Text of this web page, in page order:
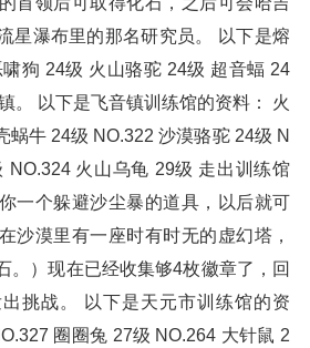
星瀑布里的那名研究员。 以下是熔
狗 24级 火山骆驼 24级 超音蝠 24
。 以下是飞音镇训练馆的资料： 火
蜗牛 24级 NO.322 沙漠骆驼 24级 N
NO.324 火山乌龟 29级 走出训练馆
一个躲避沙尘暴的道具，以后就可
沙漠里有一座时有时无的虚幻塔，
。）现在已经收集够4枚徽章了，回
挑战。 以下是天元市训练馆的资
圈圈兔 27级 NO.264 大针鼠 2